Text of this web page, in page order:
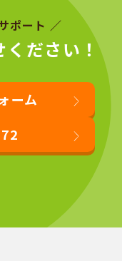
ポート ／
ください！
ーム